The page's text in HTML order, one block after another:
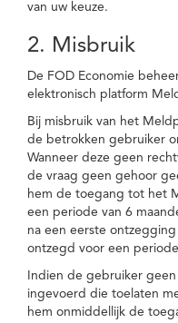
van uw keuze.
2. Misbruik
De FOD Economie
elektronisch platform
Bij misbruik van het
de betrokken gebruiker
Wanneer deze geen
de vraag geen gehoor
hem de toegang tot het
een periode van 6
na een eerste
ontzegd voor een periode
Indien de gebruiker
ingevoerd die toelaten
hem onmiddellijk de